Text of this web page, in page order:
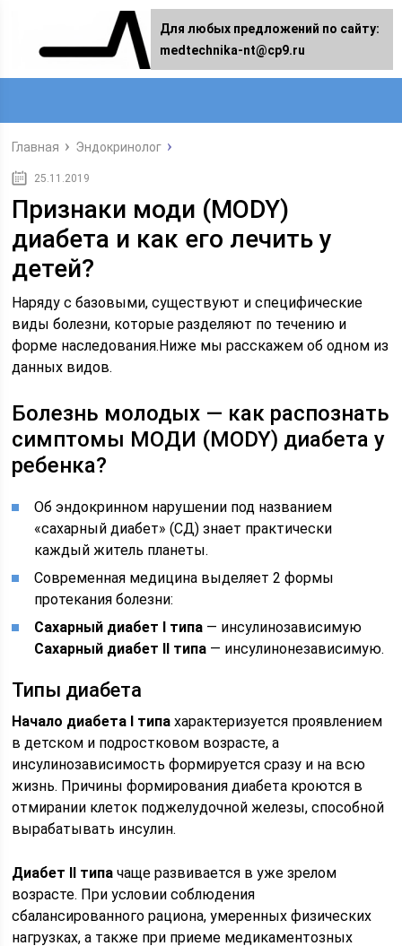
Главная Эндокринолог
25.11.2019
Признаки моди (MODY)
диабета и как его лечить у
детей?
Наряду с базовыми, существуют и специфические
виды болезни, которые разделяют по течению и
форме наследования.Ниже мы расскажем об одном из
данных видов.
Болезнь молодых — как распознать
симптомы МОДИ (MODY) диабета у
ребенка?
Об эндокринном нарушении под названием
«сахарный диабет» (СД) знает практически
каждый житель планеты.
Современная медицина выделяет 2 формы
протекания болезни:
Сахарный диабет I типа — инсулинозависимую
Сахарный диабет II типа — инсулинонезависимую.
Типы диабета
Начало диабета I типа характеризуется проявлением
в детском и подростковом возрасте, а
инсулинозависимость формируется сразу и на всю
жизнь. Причины формирования диабета кроются в
отмирании клеток поджелудочной железы, способной
вырабатывать инсулин.
Диабет II типа чаще развивается в уже зрелом
возрасте. При условии соблюдения
сбалансированного рациона, умеренных физических
нагрузках, а также при приеме медикаментозных
Для любых предложений по сайту:
medtechnika-nt@cp9.ru